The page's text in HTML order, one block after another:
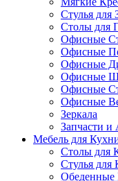
Стулья для
Столы для
Офисные
Офисные
Офисные
Офисные
Офисные
Офисные
Зеркала
Запчасти и
Мебель для
Столы для
Стулья для
Обеденные